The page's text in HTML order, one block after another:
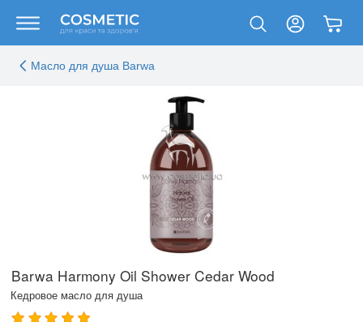
Масло для душа Barwa
Barwa Harmony Oil Shower Cedar Wood
Кедровое масло для душа